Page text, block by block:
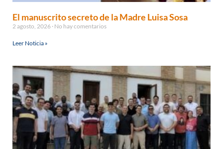
El manuscrito secreto de la Madre Luisa Sosa
2 agosto, 2026 No hay comentarios
Leer Noticia »